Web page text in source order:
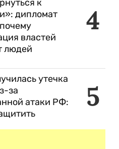
4
к
дипломат
властей
людей
5
утечка
за
атаки РФ: